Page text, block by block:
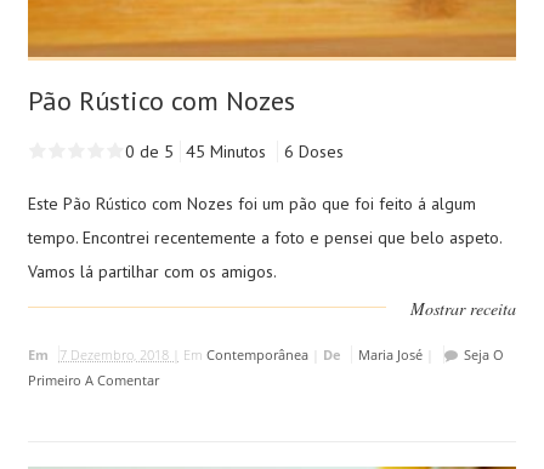
Pão Rústico com Nozes
0 de 5 45 Minutos 6 Doses
Este Pão Rústico com Nozes foi um pão que foi feito á algum
tempo. Encontrei recentemente a foto e pensei que belo aspeto.
Vamos lá partilhar com os amigos.
Mostrar receita
Em 7 Dezembro, 2018 | Em Contemporânea| De Maria José|
Seja O
Primeiro A Comentar